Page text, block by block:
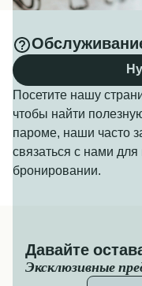
Посетите нашу
чтобы найти
пароме, наши часто
связаться с нами
бронировании.
Давайте
Эксклюзивные